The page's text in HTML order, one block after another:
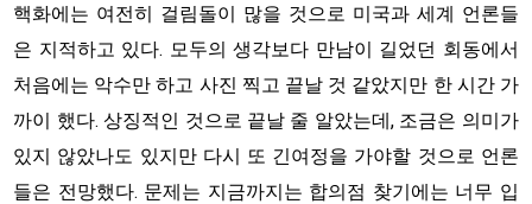
핵화에는 여전히 걸림돌이 많을 것으로 미국과 세계 언론들
은 지적하고 있다. 모두의 생각보다 만남이 길었던 회동에서
처음에는 악수만 하고 사진 찍고 끝날 것 같았지만 한 시간 가
까이 했다. 상징적인 것으로 끝날 줄 알았는데, 조금은 의미가
있지 않았나도 있지만 다시 또 긴여정을 가야할 것으로 언론
들은 전망했다. 문제는 지금까지는 합의점 찾기에는 너무 입